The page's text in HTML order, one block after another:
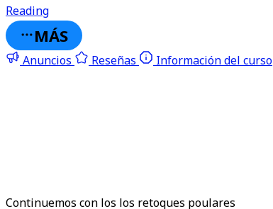
Reading
MÁS
Anuncios Reseñas Información del curso
Continuemos con los los retoques poulares